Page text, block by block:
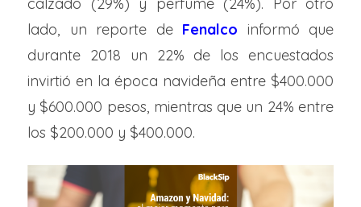
lado, un reporte de Fenalco informó que
durante 2018 un 22% de los encuestados
invirtió en la época navideña entre $400.000
y $600.000 pesos, mientras que un 24% entre
los $200.000 y $400.000.